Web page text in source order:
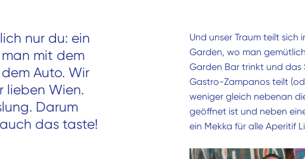
nur du: ein
mit dem
Auto. Wir
lieben Wien.
Darum
das taste!
Und unser Traum teilt sich
Garden, wo man
Garden Bar trinkt und
Gastro-Zampanos teilt
weniger gleich nebenan
geöffnet ist und neben
ein Mekka für alle Aperitif